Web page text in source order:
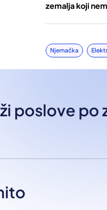
zemalja koji
Njemačka
poslove po